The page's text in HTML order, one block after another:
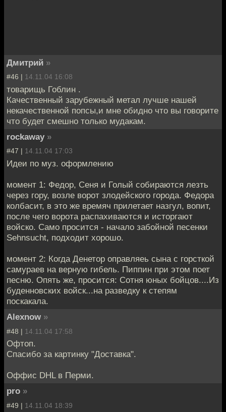
Дмитрий »
#46 | 14.11.04 16:08
товарищь Гоблин .
Качественный зарубежный метал лучше нашей
некачественной попсы,и мне обидно что вы говорите
что будет смешно только мудакам.
rockaway »
#47 | 14.11.04 17:03
Идеи по муз. оформлению
момент 1: Федор, Сеня и Голый собираются лезть
через гору, возле ворот злодейского города. Федора
колбасит, в это же времяч прилетает назгул, вопит,
после чего ворота распахиваются и исторгают
войско. Само просится - начало забойной песенки
Sehnsucht, подходит хорошо.
момент 2: Когда Денетор оправляеь сына с горсткой
самураев на верную гибель. Пиппин при этом поет
песню. Опять же, просится: Сотня юных бойцов....Из
буденновских войск...на разведку к степям
поскакала.
Alexnow »
#48 | 14.11.04 17:58
Офтоп.
Спасибо за картинку "Доставка".
Оффис DHL в Перми.
pro »
#49 | 14.11.04 18:39